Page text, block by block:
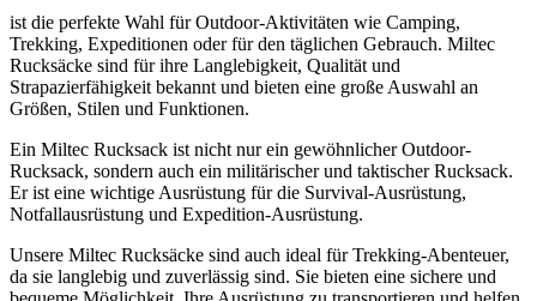
ist die perfekte Wahl für Outdoor-Aktivitäten wie Camping,
Trekking, Expeditionen oder für den täglichen Gebrauch. Miltec
Rucksäcke sind für ihre Langlebigkeit, Qualität und
Strapazierfähigkeit bekannt und bieten eine große Auswahl an
Größen, Stilen und Funktionen.
Ein Miltec Rucksack ist nicht nur ein gewöhnlicher Outdoor-
Rucksack, sondern auch ein militärischer und taktischer Rucksack.
Er ist eine wichtige Ausrüstung für die Survival-Ausrüstung,
Notfallausrüstung und Expedition-Ausrüstung.
Unsere Miltec Rucksäcke sind auch ideal für Trekking-Abenteuer,
da sie langlebig und zuverlässig sind. Sie bieten eine sichere und